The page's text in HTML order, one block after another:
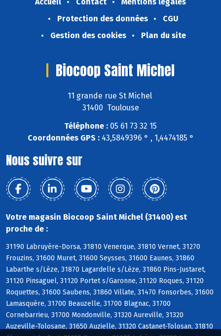
Protection des données
CGU
Gestion des cookies
Plan du site
Biocoop Saint Michel
11 grande rue St Michel
31400 Toulouse
Téléphone : 05 61 73 32 15
Coordonnées GPS :43,5849396 ° , 1,4474185 °
Nous suivre sur
Votre magasin Biocoop Saint Michel (31400) est
proche de :
31190 Labruyère-Dorsa, 31810 Venerque, 31810 Vernet, 31270
Frouzins, 31600 Muret, 31600 Seysses, 31600 Eaunes, 31860
Labarthe s/Lèze, 31870 Lagardelle s/Lèze, 31860 Pins-Justaret,
31120 Pinsaguel, 31120 Portet s/Garonne, 31120 Roques, 31120
Roquettes, 31600 Saubens, 31860 Villate, 31470 Fonsorbes, 31600
Lamasquère, 31700 Beauzelle, 31700 Blagnac, 31700
Cornebarrieu, 31700 Mondonville, 31320 Aureville, 31320
Auzeville-Tolosane, 31650 Auzielle, 31320 Castanet-Tolosan, 31810